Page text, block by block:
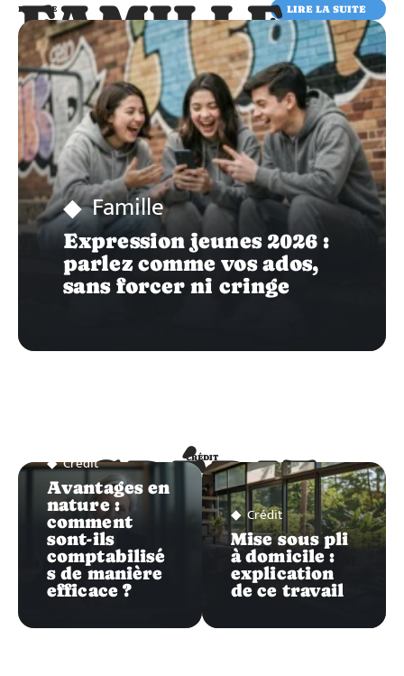
FAMILLE
FAMILLE LIRE LA SUITE
Famille
Expression jeunes 2026 :
parlez comme vos ados,
sans forcer ni cringe
CRÉDIT
CRÉDIT
Crédit
Avantages en
nature :
comment
sont-ils
comptabilisé
s de manière
efficace ?
Crédit
Mise sous pli
à domicile :
explication
de ce travail